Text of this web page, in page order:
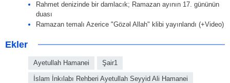
Rahmet denizinde bir damlacık; Ramazan ayının 17. gününün
duası
Ramazan temalı Azerice "Gözəl Allah" klibi yayınlandı (+Video)
Ekler
Ayetullah Hamanei Şair1
İslam İnkılabı Rehberi Ayetullah Seyyid Ali Hamanei